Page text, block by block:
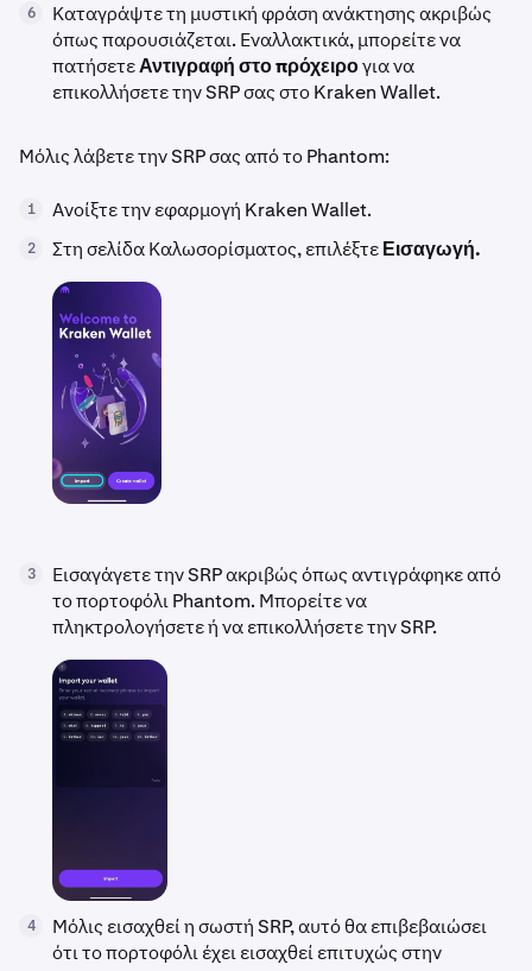
6
Καταγράψτε τη μυστική φράση ανάκτησης ακριβώς
όπως παρουσιάζεται. Εναλλακτικά, μπορείτε να
πατήσετεΑντιγραφή στο πρόχειρογια να
επικολλήσετε την SRP σας στο Kraken Wallet.
Μόλις λάβετε την SRP σας από το Phantom:
1 Ανοίξτε την εφαρμογή Kraken Wallet.
2 Στη σελίδα Καλωσορίσματος, επιλέξτεΕισαγωγή.
3
Εισαγάγετε την SRP ακριβώς όπως αντιγράφηκε από
το πορτοφόλι Phantom. Μπορείτε να
πληκτρολογήσετε ή να επικολλήσετε την SRP.
4
Μόλις εισαχθεί η σωστή SRP, αυτό θα επιβεβαιώσει
ότι το πορτοφόλι έχει εισαχθεί επιτυχώς στην